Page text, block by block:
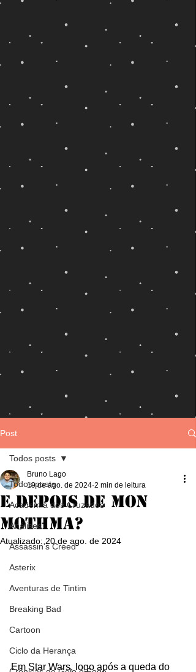
Post
Todos posts
Academia dos Cruzados
Análises
Assassin's Creed
Asterix
Aventuras de Tintim
Breaking Bad
Cartoon
Ciclo da Herança
Todos posts
E Depois de Mon
Mothma?
Bruno Lago
19 de ago. de 2024 2 min de leitura
Atualizado: 20 de ago. de 2024
Em Star Wars, logo após a queda do